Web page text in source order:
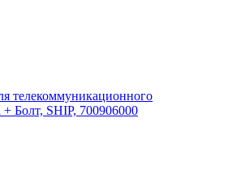
телекоммуникационного
Болт, SHIP, 700906000